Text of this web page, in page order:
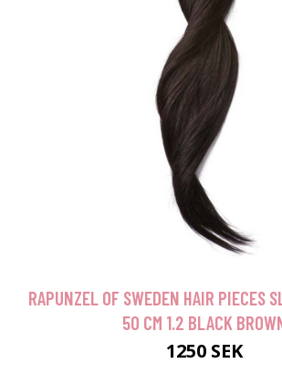
RAPUNZEL OF SWEDEN HAIR PIECES
50 CM 1.2 BLACK
1250 SEK